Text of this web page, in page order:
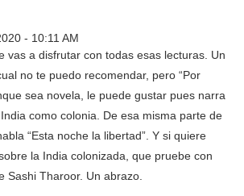
- 10:11 AM
vas a disfrutar con todas esas lecturas. Un
no te puedo recomendar, pero “Por
sea novela, le puede gustar pues narra
como colonia. De esa misma parte de
“Esta noche la libertad”. Y si quiere
la India colonizada, que pruebe con
Sashi Tharoor. Un abrazo.